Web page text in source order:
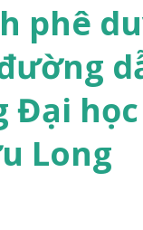
Nhựt, An
phê
Đại
Long